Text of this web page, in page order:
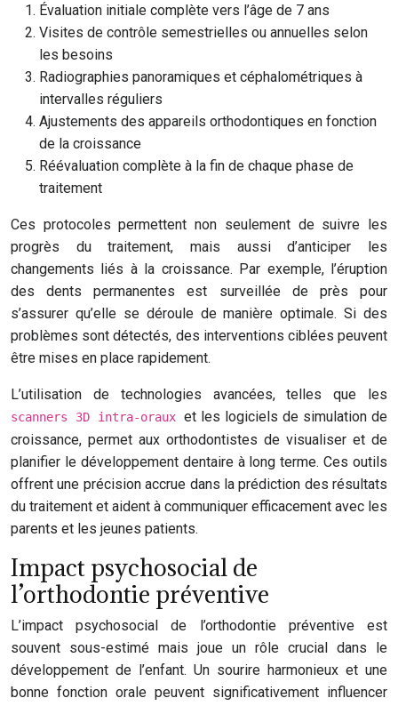
Évaluation initiale complète vers l’âge de 7 ans
Visites de contrôle semestrielles ou annuelles selon
les besoins
Radiographies panoramiques et céphalométriques à
intervalles réguliers
Ajustements des appareils orthodontiques en fonction
de la croissance
Réévaluation complète à la fin de chaque phase de
traitement
Ces protocoles permettent non seulement de suivre les
progrès du traitement, mais aussi d’anticiper les
changements liés à la croissance. Par exemple, l’éruption
des dents permanentes est surveillée de près pour
s’assurer qu’elle se déroule de manière optimale. Si des
problèmes sont détectés, des interventions ciblées peuvent
être mises en place rapidement.
L’utilisation de technologies avancées, telles que les
scanners 3D intra-oraux et les logiciels de simulation de
croissance, permet aux orthodontistes de visualiser et de
planifier le développement dentaire à long terme. Ces outils
offrent une précision accrue dans la prédiction des résultats
du traitement et aident à communiquer efficacement avec les
parents et les jeunes patients.
Impact psychosocial de
l’orthodontie préventive
L’impact psychosocial de l’orthodontie préventive est
souvent sous-estimé mais joue un rôle crucial dans le
développement de l’enfant. Un sourire harmonieux et une
bonne fonction orale peuvent significativement influencer